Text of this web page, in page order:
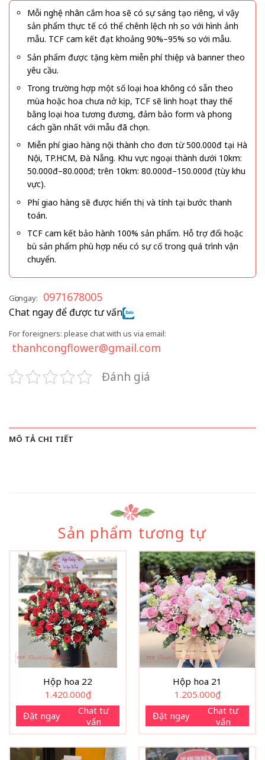
Mỗi nghệ nhân cắm hoa sẽ có sự sáng tạo riêng, vì vậy
sản phẩm thực tế có thể chênh lệch nhẹ so với hình ảnh
mẫu. TCF cam kết đạt khoảng 90%–95% so với mẫu.
Sản phẩm được tặng kèm miễn phí thiệp và banner theo
yêu cầu.
Trong trường hợp một số loại hoa không có sẵn theo
mùa hoặc hoa chưa nở kịp, TCF sẽ linh hoạt thay thế
bằng loại hoa tương đương, đảm bảo form và phong
cách gần nhất với mẫu đã chọn.
Miễn phí giao hàng nội thành cho đơn từ 500.000đ tại Hà
Nội, TP.HCM, Đà Nẵng. Khu vực ngoại thành dưới 10km:
50.000đ–80.000đ; trên 10km: 80.000đ–150.000đ (tùy khu
vực).
Phí giao hàng sẽ được hiển thị và tính tại bước thanh
toán.
TCF cam kết bảo hành 100% sản phẩm. Hỗ trợ đổi hoặc
bù sản phẩm phù hợp nếu có sự cố trong quá trình vận
chuyển.
Gọi ngay: 0971678005
Chat ngay để được tư vấn
For foreigners: please chat with us via email:
thanhcongflower@gmail.com
Đánh giá
MÔ TẢ CHI TIẾT
Sản phẩm tương tự
Hộp hoa 22
1.420.000₫
Đặt ngay
Chat tư
vấn
Hộp hoa 21
1.205.000₫
Đặt ngay
Chat tư
vấn